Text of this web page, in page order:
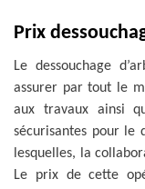
Prix
Le dessouchage
assurer par tout le
aux travaux ainsi
sécurisantes pour le
lesquelles, la
Le prix de cette